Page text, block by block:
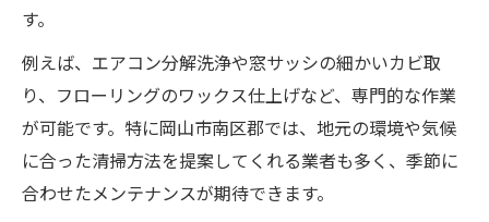
す。
例えば、エアコン分解洗浄や窓サッシの細かいカビ取
り、フローリングのワックス仕上げなど、専門的な作業
が可能です。特に岡山市南区郡では、地元の環境や気候
に合った清掃方法を提案してくれる業者も多く、季節に
合わせたメンテナンスが期待できます。